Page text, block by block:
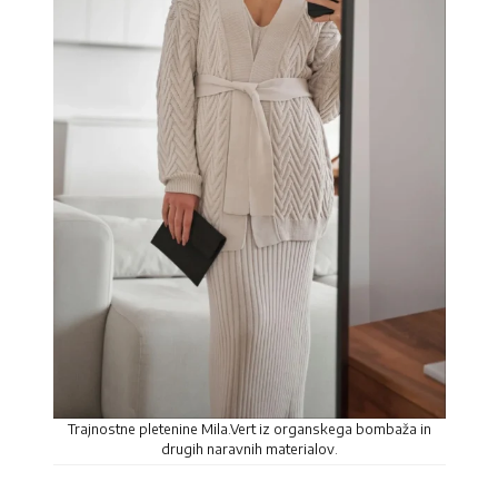
Trajnostne pletenine Mila.Vert iz organskega bombaža in
drugih naravnih materialov.